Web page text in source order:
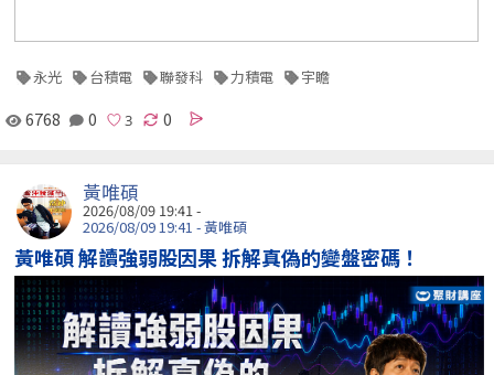
永光 台積電 聯發科 力積電 宇瞻
6768 0 0
黃唯碩
2026/08/09 19:41 -
2026/08/09 19:41 - 黃唯碩
黃唯碩 解讀強弱股因果 拆解真偽的變盤密碼！